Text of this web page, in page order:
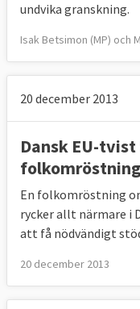
undvika granskning.
Isak Betsimon (MP) och
20 december 2013
Dansk EU-
En folkomröstning
rycker allt närmare i
att få nödvändigt
20 december 2013